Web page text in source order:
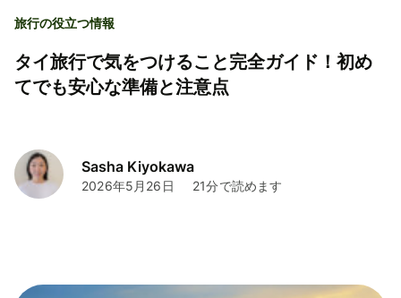
旅行の役立つ情報
タイ旅行で気をつけること完全ガイド！初め
てでも安心な準備と注意点
Sasha Kiyokawa
2026年5月26日 21分で読めます